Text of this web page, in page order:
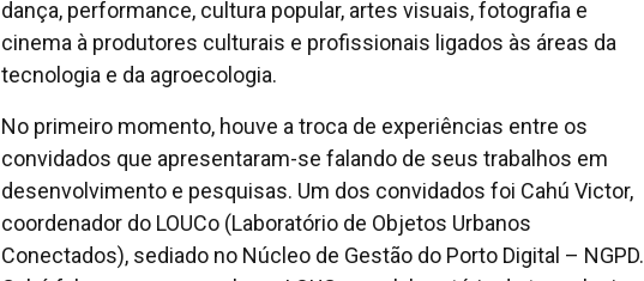
dança, performance, cultura popular, artes visuais, fotografia e
cinema à produtores culturais e profissionais ligados às áreas da
tecnologia e da agroecologia.
No primeiro momento, houve a troca de experiências entre os
convidados que apresentaram-se falando de seus trabalhos em
desenvolvimento e pesquisas. Um dos convidados foi Cahú Victor,
coordenador do LOUCo (Laboratório de Objetos Urbanos
Conectados), sediado no Núcleo de Gestão do Porto Digital – NGPD.